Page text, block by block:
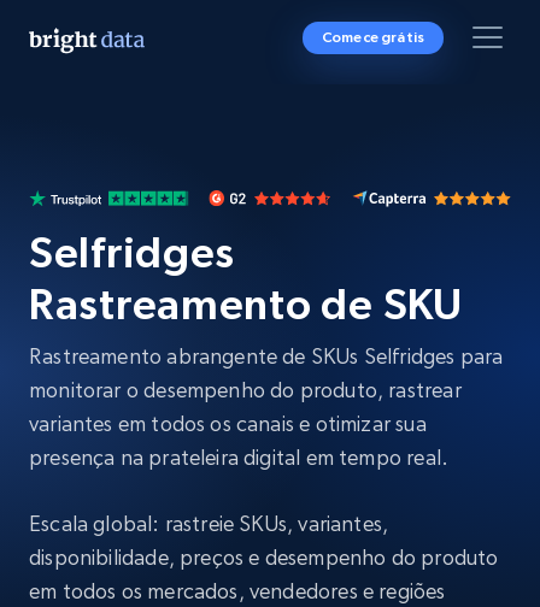
Comece grátis
Selfridges
Rastreamento de SKU
Rastreamento abrangente de SKUs Selfridges para
monitorar o desempenho do produto, rastrear
variantes em todos os canais e otimizar sua
presença na prateleira digital em tempo real.
Escala global: rastreie SKUs, variantes,
disponibilidade, preços e desempenho do produto
em todos os mercados, vendedores e regiões